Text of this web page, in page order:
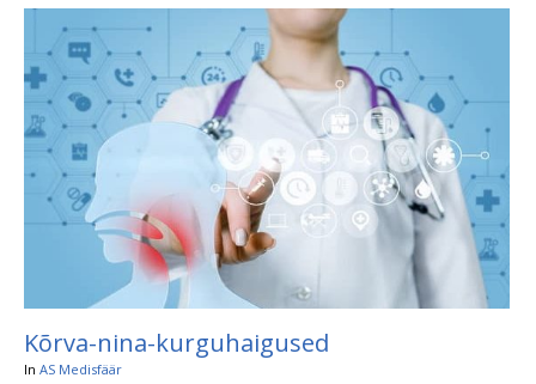
Kõrva-nina-kurguhaigused
InAS Medisfäär